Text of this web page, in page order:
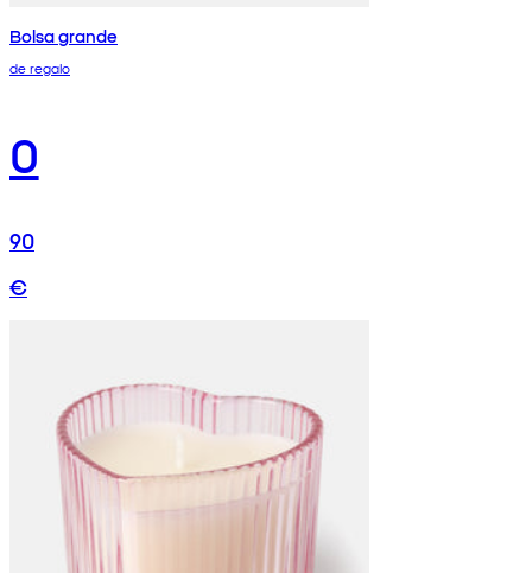
Bolsa grande
de regalo
0
90
€